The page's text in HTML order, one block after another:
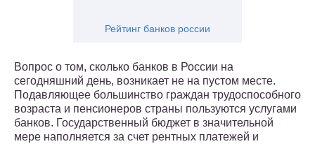
Рейтинг банков россии
Вопрос о том, сколько банков в России на
сегодняшний день, возникает не на пустом месте.
Подавляющее большинство граждан трудоспособного
возраста и пенсионеров страны пользуются услугами
банков. Государственный бюджет в значительной
мере наполняется за счет рентных платежей и